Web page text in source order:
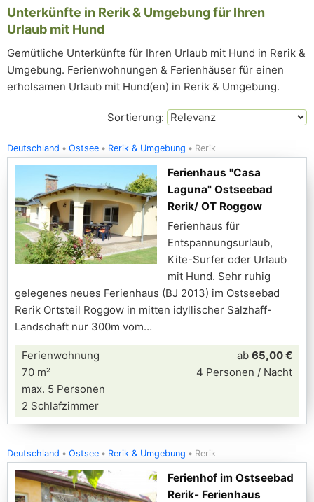
Unterkünfte in Rerik & Umgebung für Ihren
Urlaub mit Hund
Gemütliche Unterkünfte für Ihren Urlaub mit Hund in Rerik &
Umgebung. Ferienwohnungen & Ferienhäuser für einen
erholsamen Urlaub mit Hund(en) in Rerik & Umgebung.
Sortierung:
Deutschland Ostsee Rerik & Umgebung Rerik
Ferienhaus "Casa
Laguna" Ostseebad
Rerik/ OT Roggow
Ferienhaus für
Entspannungsurlaub,
Kite-Surfer oder Urlaub
mit Hund. Sehr ruhig
gelegenes neues Ferienhaus (BJ 2013) im Ostseebad
Rerik Ortsteil Roggow in mitten idyllischer Salzhaff-
Landschaft nur 300m vom
Ferienwohnung
70 m²
max. 5 Personen
2 Schlafzimmer
ab 65,00 €
4 Personen / Nacht
Deutschland Ostsee Rerik & Umgebung Rerik
Ferienhof im Ostseebad
Rerik- Ferienhaus